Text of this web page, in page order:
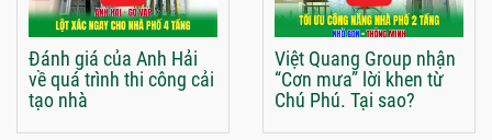
Đánh giá của Anh Hải
về quá trình thi công cải
tạo nhà
Việt Quang Group nhận
“Cơn mưa” lời khen từ
Chú Phú. Tại sao?